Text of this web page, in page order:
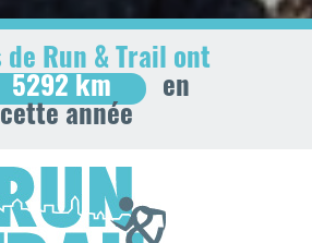
de Run & Trail ont
5292 km
en
année